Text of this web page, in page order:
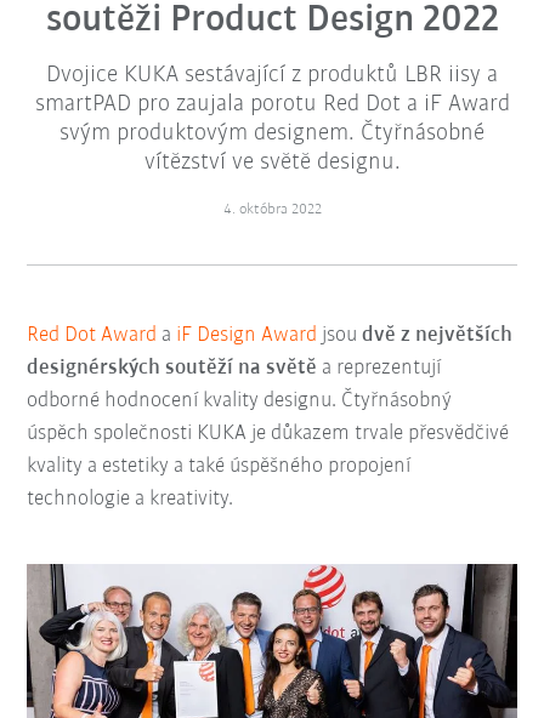
soutěži Product Design 2022
Dvojice KUKA sestávající z produktů LBR iisy a
smartPAD pro zaujala porotu Red Dot a iF Award
svým produktovým designem. Čtyřnásobné
vítězství ve světě designu.
4. októbra 2022
Red Dot Award a iF Design Award jsoudvě z největších
designérských soutěží na světě a reprezentují
odborné hodnocení kvality designu. Čtyřnásobný
úspěch společnosti KUKA je důkazem trvale přesvědčivé
kvality a estetiky a také úspěšného propojení
technologie a kreativity.